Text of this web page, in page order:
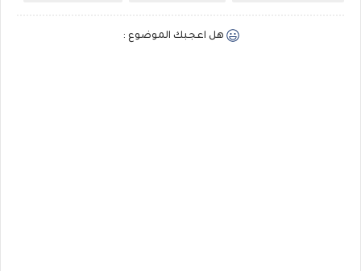
هل اعجبك الموضوع :